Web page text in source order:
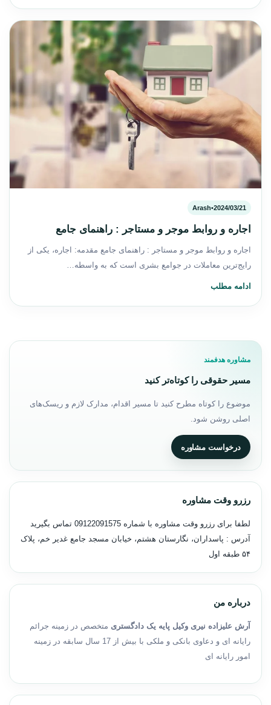
2024/03/21
•
Arash
اجاره و روابط موجر و مستاجر : راهنمای جامع
اجاره و روابط موجر و مستاجر : راهنمای جامع مقدمه: اجاره، یکی از
رایج‌ترین معاملات در جوامع بشری است که به واسطه…
ادامه مطلب
مشاوره هدفمند
مسیر حقوقی را کوتاه‌تر کنید
موضوع را کوتاه مطرح کنید تا مسیر اقدام، مدارک لازم و ریسک‌های
اصلی روشن شود.
درخواست مشاوره
رزرو وقت مشاوره
لطفا برای رزرو وقت مشاوره با شماره 09122091575 تماس بگیرید
آدرس : پاسداران، نگارستان هشتم، خیابان مسجد جامع غدیر خم، پلاک
۵۴ طبقه اول
درباره من
آرش علیزاده نیری وکیل پایه یک دادگستری متخصص در زمینه جرائم
رایانه ای و دعاوی بانکی و ملکی با بیش از 17 سال سابقه در زمینه
امور رایانه ای